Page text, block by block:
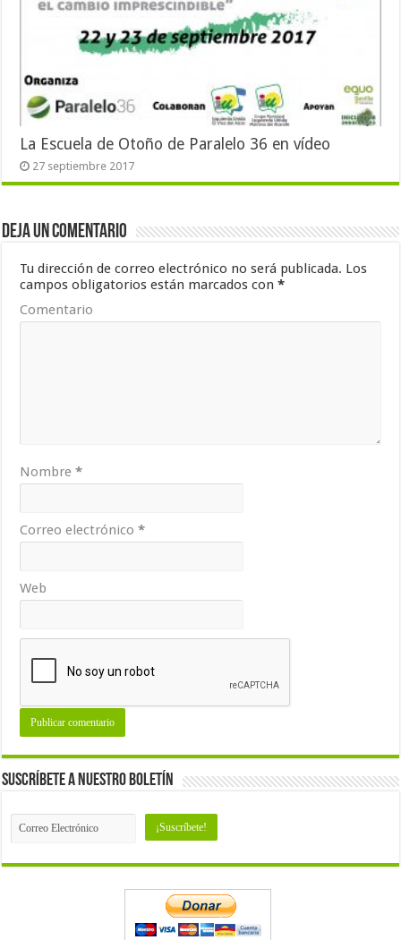
La Escuela de Otoño de Paralelo 36 en vídeo
27 septiembre 2017
Deja un comentario
Tu dirección de correo electrónico no será publicada. Los
campos obligatorios están marcados con*
Comentario
Nombre*
Correo electrónico*
Web
Suscríbete a nuestro Boletín